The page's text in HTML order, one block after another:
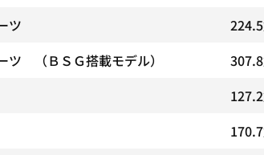
ツ 224.5
（ＢＳＧ搭載モデル） 307.8
127.2
170.7